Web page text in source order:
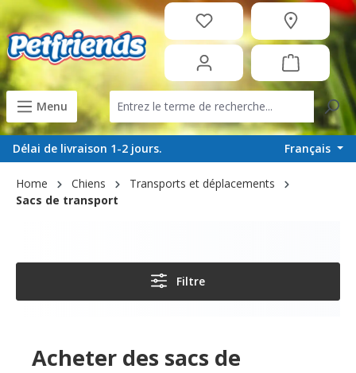
principal
Menu
Délai de livraison 1-2 jours. Français
Home Chiens
Transports et déplacements
Sacs de transport
Filtre
Acheter des sacs de